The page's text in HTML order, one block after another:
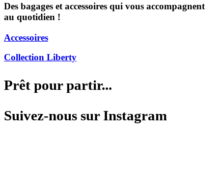
Des bagages et accessoires qui vous accompagnent
au quotidien !
Accessoires
Collection Liberty
Prêt pour partir...
Suivez-nous sur Instagram